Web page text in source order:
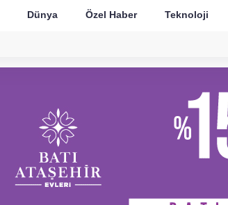
Dünya Özel Haber Teknoloji